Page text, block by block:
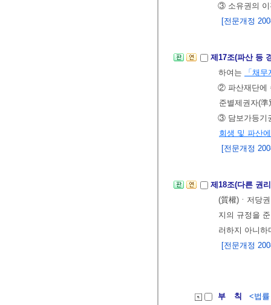
③ 소유권의 이
[전문개정
제17조(파산 등
하여는
「채
② 파산재단에
준별제권자(
③ 담보가등기
회생 및 파산
[전문개정
제18조(다른 권
(質權)ㆍ저당
지의 규정을
러하지 아니
[전문개정
부 칙 <법